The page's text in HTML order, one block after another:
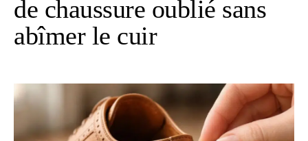
de chaussure oublié sans
abîmer le cuir